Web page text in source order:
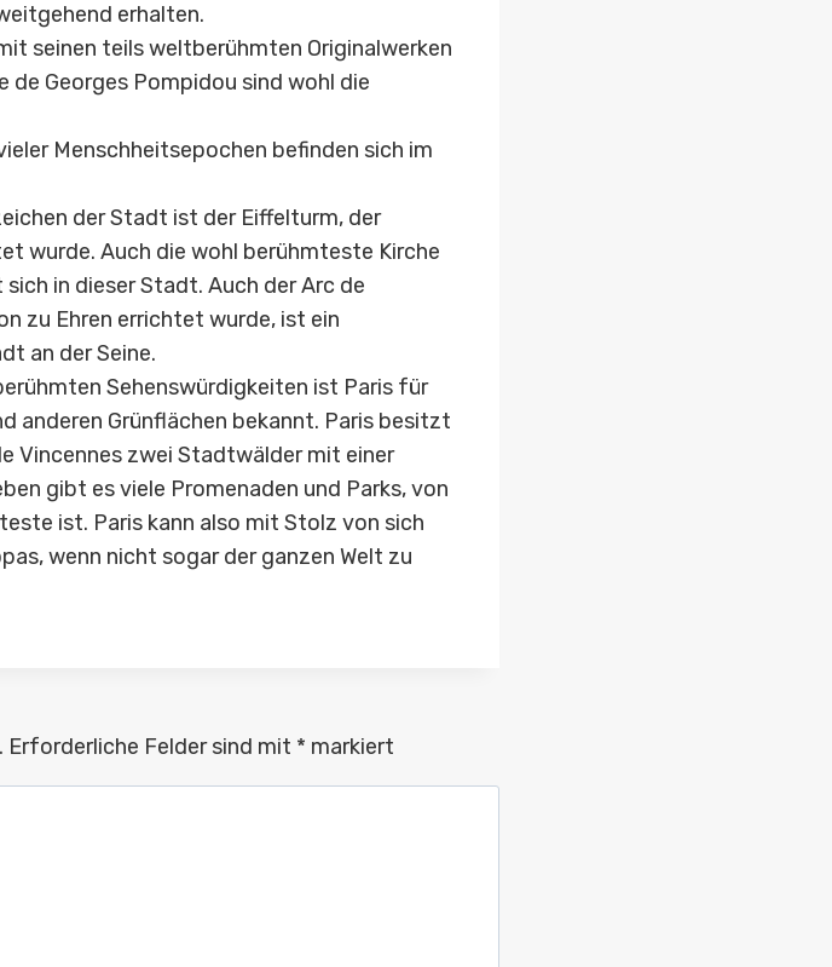
erhalten.
seinen teils weltberühmten Originalwerken
Georges Pompidou sind wohl die
Menschheitsepochen befinden sich im
der Stadt ist der Eiffelturm, der
wurde. Auch die wohl berühmteste Kirche
in dieser Stadt. Auch der Arc de
zu Ehren errichtet wurde, ist ein
an der Seine.
Sehenswürdigkeiten ist Paris für
anderen Grünflächen bekannt. Paris besitzt
Vincennes zwei Stadtwälder mit einer
gibt es viele Promenaden und Parks, von
ist. Paris kann also mit Stolz von sich
wenn nicht sogar der ganzen Welt zu
Erforderliche Felder sind mit * markiert